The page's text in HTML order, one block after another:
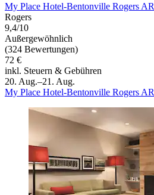
My Place Hotel-Bentonville Rogers AR
Rogers
9,4/10
Außergewöhnlich
(324 Bewertungen)
72 €
inkl. Steuern & Gebühren
20. Aug.–21. Aug.
My Place Hotel-Bentonville Rogers AR